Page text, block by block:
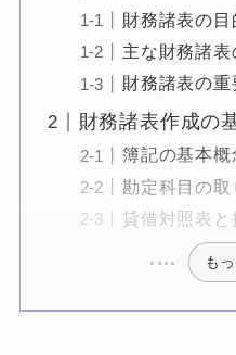
財務諸表の目
主な財務諸表
財務諸表の重
財務諸表作成の
簿記の基本概
勘定科目の取
貸借対照表
も